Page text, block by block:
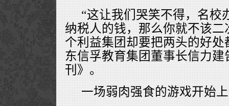
“这让我们哭笑不得，名校
纳税人的钱，那么你就不该
个利益集团却要把两头的好处
东信孚教育集团董事长信力
刊》。
一场弱肉强食的游戏开始